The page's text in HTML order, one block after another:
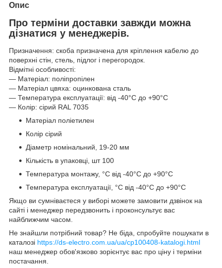
Опис
Про терміни доставки завжди можна
дізнатися у менеджерів.
Призначення: скоба призначена для кріплення кабелю до
поверхні стін, стель, підлог і перегородок.
Відмітні особливості:
— Матеріал: поліпропілен
— Матеріал цвяха: оцинкована сталь
— Температура експлуатації: від -40°С до +90°С
— Колір: сірий RAL 7035
Матеріал поліетилен
Колір сірий
Діаметр номінальний, 19-20 мм
Кількість в упаковці, шт 100
Температура монтажу, °С від -40°С до +90°С
Температура експлуатації, °С від -40°С до +90°С
Якщо ви сумніваєтеся у виборі можете замовити дзвінок на
сайті і менеджер передзвонить і проконсультує вас
найближчим часом.
Не знайшли потрібний товар? Не біда, спробуйте пошукати в
каталозі https://ds-electro.com.ua/ua/cp100408-katalogi.html
наш менеджер обов'язково зорієнтує вас про ціну і терміни
постачання.